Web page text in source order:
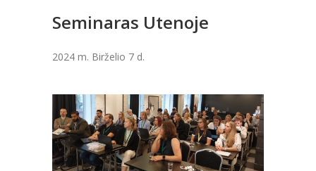
Seminaras Utenoje
2024 m. Birželio 7 d.